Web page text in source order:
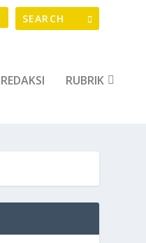
REDAKSI RUBRIK